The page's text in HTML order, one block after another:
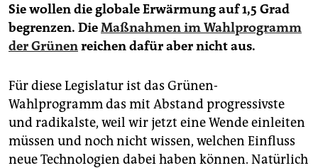
Sie wollen die globale Erwärmung auf 1,5 Grad
begrenzen. DieMaßnahmen im Wahlprogramm
der Grünenreichen dafür aber nicht aus.
Für diese Legislatur ist das Grünen-
Wahlprogramm das mit Abstand progressivste
und radikalste, weil wir jetzt eine Wende einleiten
müssen und noch nicht wissen, welchen Einfluss
neue Technologien dabei haben können. Natürlich